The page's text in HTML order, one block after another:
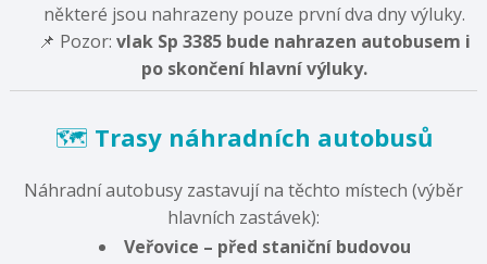
některé jsou nahrazeny pouze první dva dny výluky.
📌 Pozor: vlak Sp 3385 bude nahrazen autobusem i
po skončení hlavní výluky.
🗺️ Trasy náhradních autobusů
Náhradní autobusy zastavují na těchto místech (výběr
hlavních zastávek):
Veřovice – před staniční budovou